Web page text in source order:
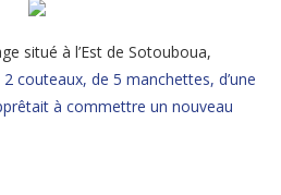
situé à l’Est de Sotouboua,
couteaux, de 5 manchettes, d’une
à commettre un nouveau